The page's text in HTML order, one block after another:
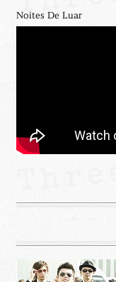
Noites De Luar